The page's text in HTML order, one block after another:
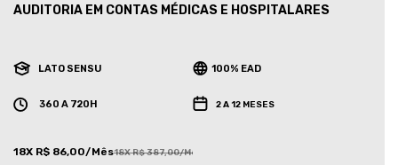
AUDITORIA EM CONTAS MÉDICAS E HOSPITALARES
LATO SENSU 100% EAD
360 A 720H 2 A 12 MESES
18X R$ 86,00/Mês18X R$ 387,00/Mês